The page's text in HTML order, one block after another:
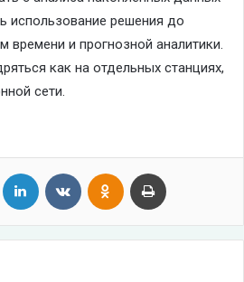
использование решения до
времени и прогнозной аналитики.
как на отдельных станциях,
сети.
Twitter LinkedIn VKontakteOdnoklassniki